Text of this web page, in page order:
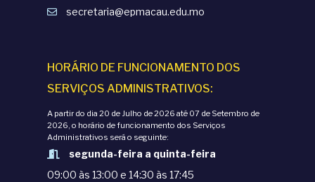
secretaria@epmacau.edu.mo
HORÁRIO DE FUNCIONAMENTO DOS
SERVIÇOS ADMINISTRATIVOS:
A partir do dia 20 de Julho de 2026 até 07 de Setembro de
2026, o horário de funcionamento dos Serviços
Administrativos será o seguinte:
segunda-feira a quinta-feira
09:00 às 13:00 e 14:30 às 17:45